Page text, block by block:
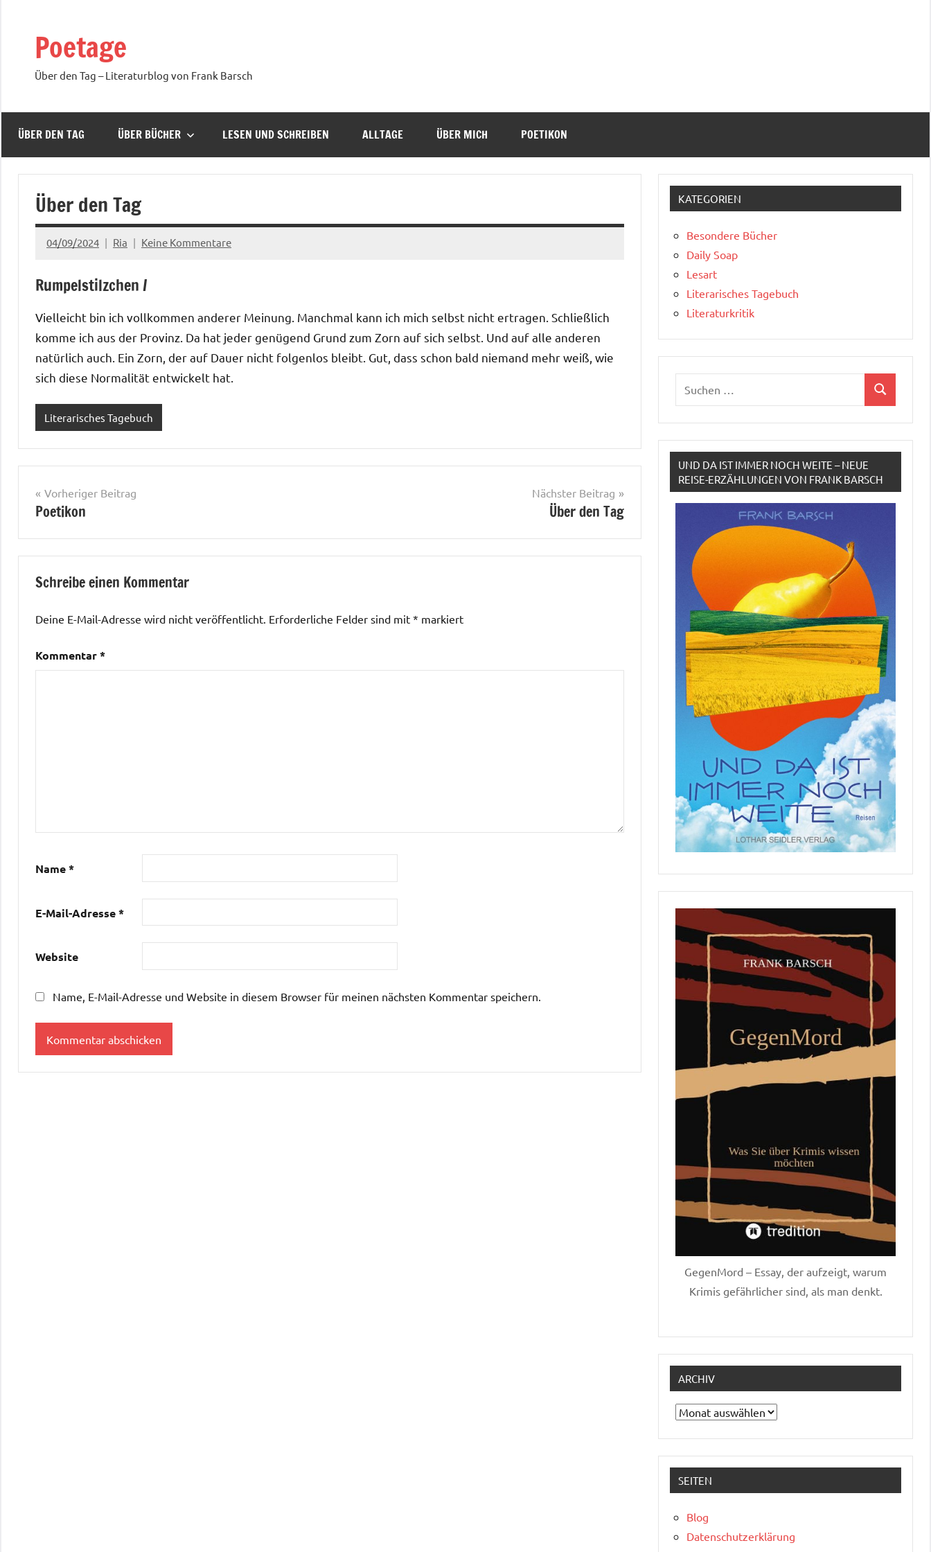
springenPoetage
Über den Tag – Literaturblog von Frank Barsch
ÜBER DEN TAG ÜBER BÜCHER LESEN UND SCHREIBEN ALLTAGE ÜBER MICH POETIKON
Über den Tag
04/09/2024 Ria Keine Kommentare
Rumpelstilzchen /
Vielleicht bin ich vollkommen anderer Meinung. Manchmal kann ich mich selbst nicht ertragen. Schließlich
komme ich aus der Provinz. Da hat jeder genügend Grund zum Zorn auf sich selbst. Und auf alle anderen
natürlich auch. Ein Zorn, der auf Dauer nicht folgenlos bleibt. Gut, dass schon bald niemand mehr weiß, wie
sich diese Normalität entwickelt hat.
Literarisches Tagebuch
Beitragsnavigation
Vorheriger Beitrag
Poetikon
Nächster Beitrag
Über den Tag
Schreibe einen Kommentar
Deine E-Mail-Adresse wird nicht veröffentlicht. Erforderliche Felder sind mit * markiert
Kommentar*
Name*
E-Mail-Adresse*
Website
Name, E-Mail-Adresse und Website in diesem Browser für meinen nächsten Kommentar speichern.
KATEGORIEN
Besondere Bücher
Daily Soap
Lesart
Literarisches Tagebuch
Literaturkritik
Suchen
UND DA IST IMMER NOCH WEITE – NEUE
REISE-ERZÄHLUNGEN VON FRANK BARSCH
GegenMord – Essay, der aufzeigt, warum
Krimis gefährlicher sind, als man denkt.
ARCHIV
Archiv
SEITEN
Blog
Datenschutzerklärung